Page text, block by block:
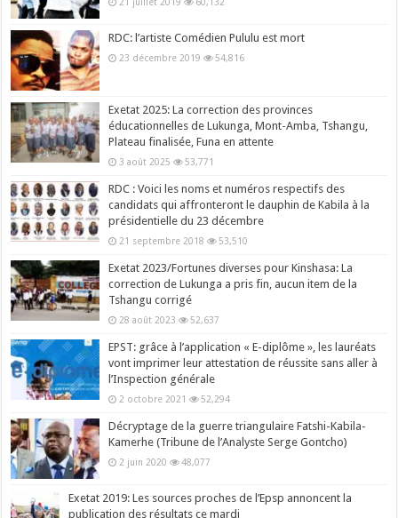
RDC: l’artiste Comédien Pululu est mort
23 décembre 2019 54,816
Exetat 2025: La correction des provinces
éducationnelles de Lukunga, Mont-Amba, Tshangu,
Plateau finalisée, Funa en attente
3 août 2025 53,771
RDC : Voici les noms et numéros respectifs des
candidats qui affronteront le dauphin de Kabila à la
présidentielle du 23 décembre
21 septembre 2018 53,510
Exetat 2023/Fortunes diverses pour Kinshasa: La
correction de Lukunga a pris fin, aucun item de la
Tshangu corrigé
28 août 2023 52,637
EPST: grâce à l’application « E-diplôme », les lauréats
vont imprimer leur attestation de réussite sans aller à
l’Inspection générale
2 octobre 2021 52,294
Décryptage de la guerre triangulaire Fatshi-Kabila-
Kamerhe (Tribune de l’Analyste Serge Gontcho)
2 juin 2020 48,077
Exetat 2019: Les sources proches de l’Epsp annoncent la
publication des résultats ce mardi